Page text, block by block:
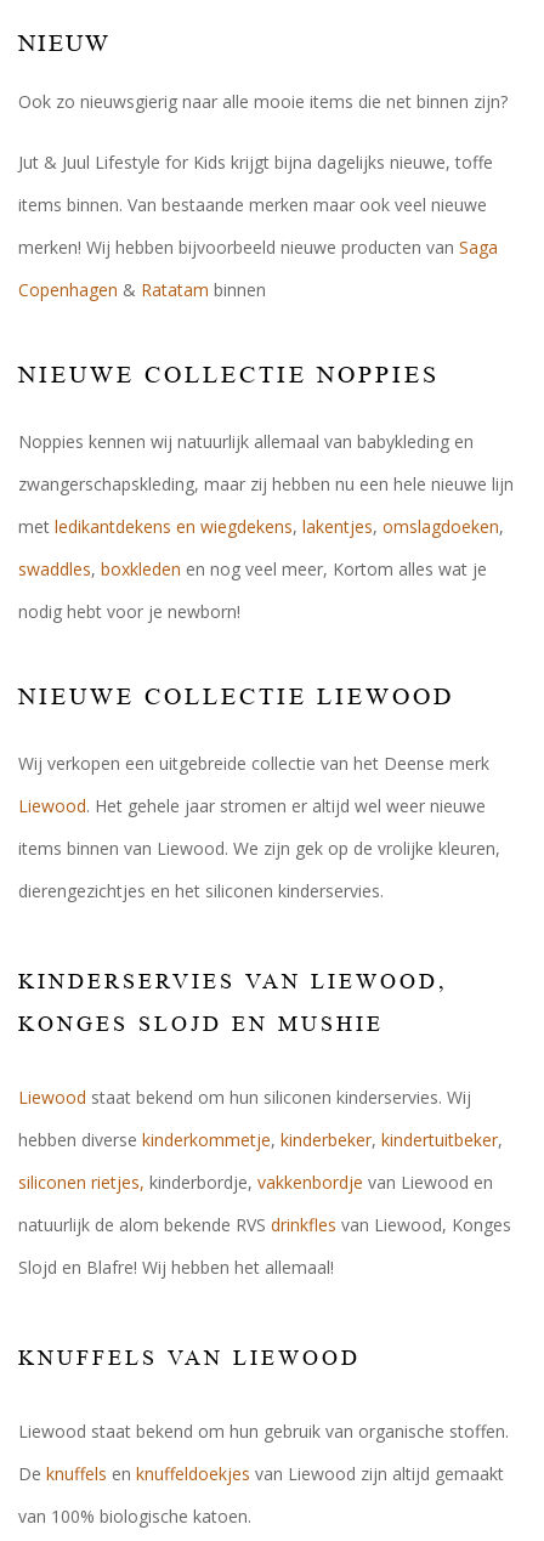
NIEUW
Ook zo nieuwsgierig naar alle mooie items die net binnen zijn?
Jut & Juul Lifestyle for Kids krijgt bijna dagelijks nieuwe, toffe
items binnen. Van bestaande merken maar ook veel nieuwe
merken! Wij hebben bijvoorbeeld nieuwe producten van Saga
Copenhagen & Ratatam binnen
NIEUWE COLLECTIE NOPPIES
Noppies kennen wij natuurlijk allemaal van babykleding en
zwangerschapskleding, maar zij hebben nu een hele nieuwe lijn
met ledikantdekens en wiegdekens, lakentjes, omslagdoeken,
swaddles, boxkleden en nog veel meer, Kortom alles wat je
nodig hebt voor je newborn!
NIEUWE COLLECTIE LIEWOOD
Wij verkopen een uitgebreide collectie van het Deense merk
Liewood. Het gehele jaar stromen er altijd wel weer nieuwe
items binnen van Liewood. We zijn gek op de vrolijke kleuren,
dierengezichtjes en het siliconen kinderservies.
KINDERSERVIES VAN LIEWOOD,
KONGES SLOJD EN MUSHIE
Liewood staat bekend om hun siliconen kinderservies. Wij
hebben diverse kinderkommetje, kinderbeker, kindertuitbeker,
siliconen rietjes, kinderbordje, vakkenbordje van Liewood en
natuurlijk de alom bekende RVS drinkfles van Liewood, Konges
Slojd en Blafre! Wij hebben het allemaal!
KNUFFELS VAN LIEWOOD
Liewood staat bekend om hun gebruik van organische stoffen.
De knuffels en knuffeldoekjes van Liewood zijn altijd gemaakt
van 100% biologische katoen.